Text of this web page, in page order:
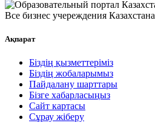
Все бизнес учереждения Казахстана
Ақпарат
Біздің қызметтеріміз
Біздің жобаларымыз
Пайдалану шарттары
Бізге хабарласыңыз
Сайт картасы
Сұрау жіберу